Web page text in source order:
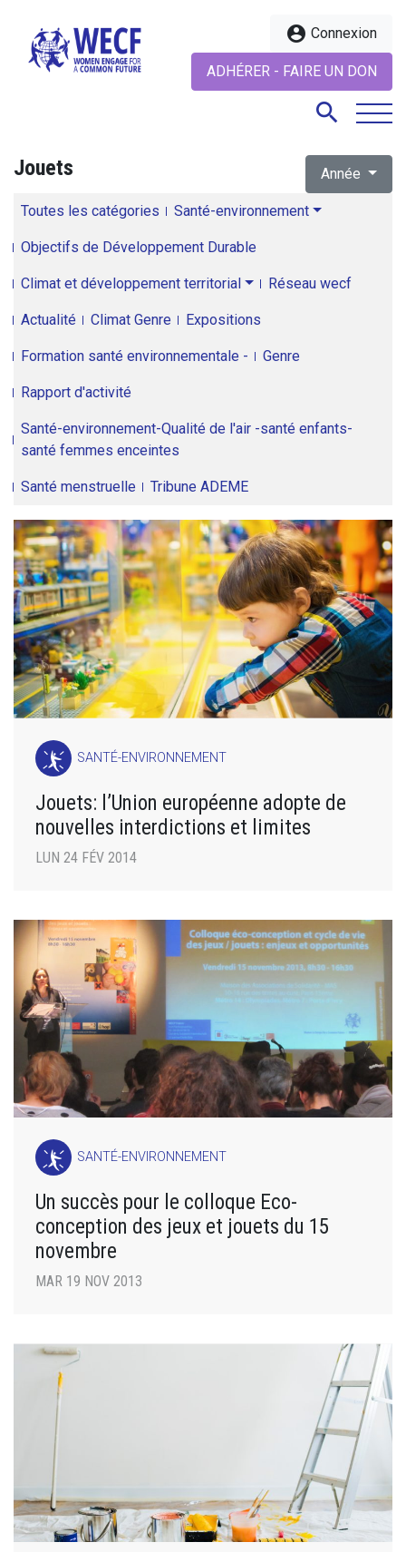
account_circle Connexion
ADHÉRER - FAIRE UN DON
search
Jouets Année
Toutes les catégories Santé-environnement
Objectifs de Développement Durable
Climat et développement territorial Réseau wecf
Actualité Climat Genre Expositions
Formation santé environnementale - Genre
Rapport d'activité
Santé-environnement-Qualité de l'air -santé enfants-
santé femmes enceintes
Santé menstruelle Tribune ADEME
SANTÉ-ENVIRONNEMENT
Jouets: l’Union européenne adopte de
nouvelles interdictions et limites
LUN 24 FÉV 2014
SANTÉ-ENVIRONNEMENT
Un succès pour le colloque Eco-
conception des jeux et jouets du 15
novembre
MAR 19 NOV 2013